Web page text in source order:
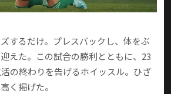
するだけ。プレスバックし、体をぶ
えた。この試合の勝利とともに、23
の終わりを告げるホイッスル。ひざ
く掲げた。